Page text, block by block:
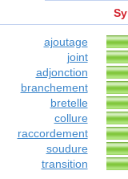
ajoutage
joint
adjonction
branchement
bretelle
collure
raccordement
soudure
transition